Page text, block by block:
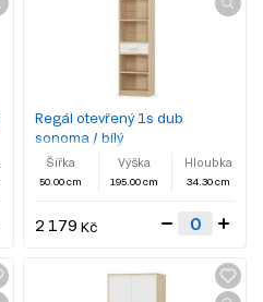
Regál otevřený 1s dub
sonoma / bílý
Šířka
50.00 cm
Výška
195.00 cm
Hloubka
34.30 cm
2 179 Kč